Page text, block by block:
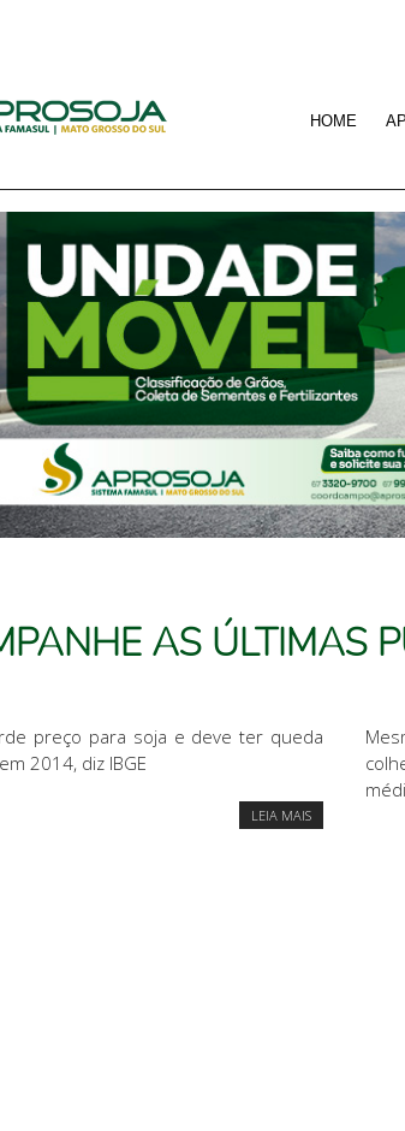
HOME
AS ÚLTIMAS
preço para soja e deve ter queda
2014, diz IBGE
LEIA MAIS